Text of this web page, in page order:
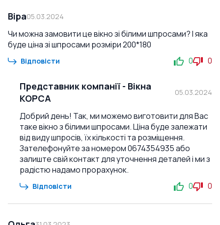
Віра05.03.2024
Чи можна замовити це вікно зі білими шпросами? І яка
буде ціна зі шпросами розміри 200*180
Відповісти 0 0
Представник компанії - Вікна
КОРСА
05.03.2024
Добрий день! Так, ми можемо виготовити для Вас
таке вікно з білими шпросами. Ціна буде залежати
від виду шпросів, їх кількості та розміщення.
Зателефонуйте за номером 0674354935 або
залиште свій контакт для уточнення деталей і ми з
радістю надамо прорахунок.
Відповісти 0 0